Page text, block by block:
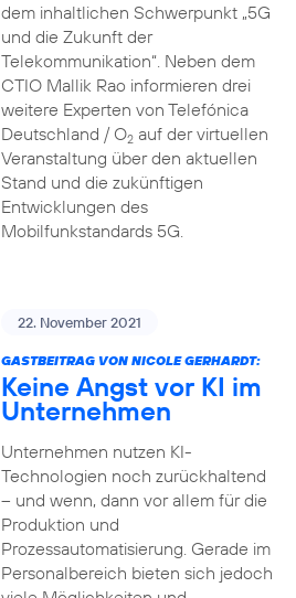
dem inhaltlichen Schwerpunkt „5G
und die Zukunft der
Telekommunikation“. Neben dem
CTIO Mallik Rao informieren drei
weitere Experten von Telefónica
Deutschland / O2auf der virtuellen
Veranstaltung über den aktuellen
Stand und die zukünftigen
Entwicklungen des
Mobilfunkstandards 5G.
22. November 2021
GASTBEITRAG VON NICOLE GERHARDT:
Keine Angst vor KI im
Unternehmen
Unternehmen nutzen KI-
Technologien noch zurückhaltend
– und wenn, dann vor allem für die
Produktion und
Prozessautomatisierung. Gerade im
Personalbereich bieten sich jedoch